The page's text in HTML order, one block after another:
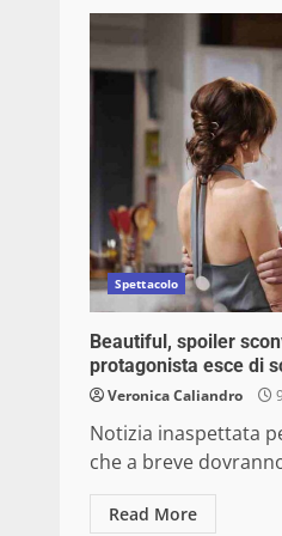
Spettacolo
Beautiful, spoiler
protagonista esce di
Veronica Caliandro
Notizia inaspettata
che a breve
Read More